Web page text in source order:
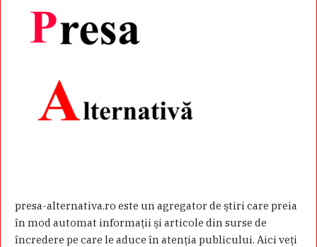
presa-alternativa.ro este un agregator de ştiri care preia
în mod automat informaţii şi articole din surse de
încredere pe care le aduce în atenţia publicului. Aici veţi